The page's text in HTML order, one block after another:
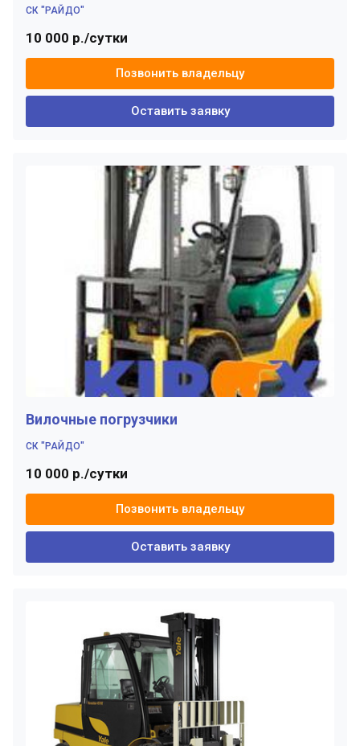
СК "РАЙДО"
10 000 р./сутки
Позвонить владельцу
Оставить заявку
Вилочные погрузчики
СК "РАЙДО"
10 000 р./сутки
Позвонить владельцу
Оставить заявку